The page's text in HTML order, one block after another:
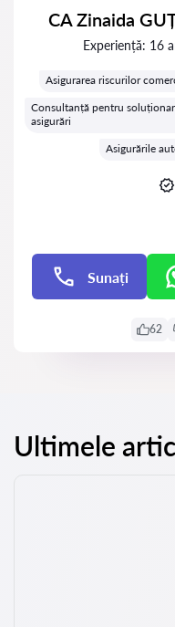
CA Zinaida
Experiență: 16
Asigurarea riscurilor
Consultanță pentru
asigurări
Asigurările
Sunați
62
Ultimele